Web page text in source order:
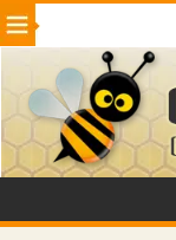
Beleza Cinema e TV
Internet Jogos
VeÃ­culos Adulto